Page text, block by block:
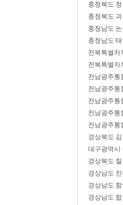
충청북도
충청북도
충청남도 논
충청남도
전북특별자
전북특별자
전남광주통
전남광주통
전남광주통
전남광주통
전남광주통
경상북도 김
대구광역시
경상북도
경상남도 진
경상남도
경상남도